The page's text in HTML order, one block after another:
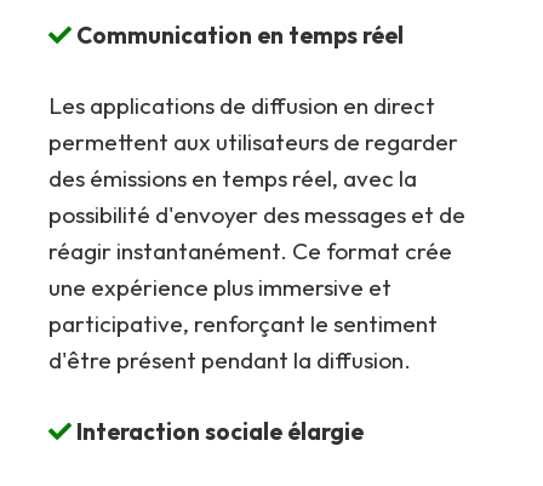
Communication en temps réel
Les applications de diffusion en direct
permettent aux utilisateurs de regarder
des émissions en temps réel, avec la
possibilité d'envoyer des messages et de
réagir instantanément. Ce format crée
une expérience plus immersive et
participative, renforçant le sentiment
d'être présent pendant la diffusion.
Interaction sociale élargie